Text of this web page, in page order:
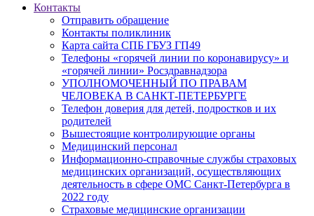
Контакты
Отправить обращение
Контакты поликлиник
Карта сайта СПБ ГБУЗ ГП49
Телефоны «горячей линии по коронавирусу» и
«горячей линии» Росздравнадзора
УПОЛНОМОЧЕННЫЙ ПО ПРАВАМ
ЧЕЛОВЕКА В САНКТ-ПЕТЕРБУРГЕ
Телефон доверия для детей, подростков и их
родителей
Вышестоящие контролирующие органы
Медицинский персонал
Информационно-справочные службы страховых
медицинских организаций, осуществляющих
деятельность в сфере ОМС Санкт-Петербурга в
2022 году
Страховые медицинские организации